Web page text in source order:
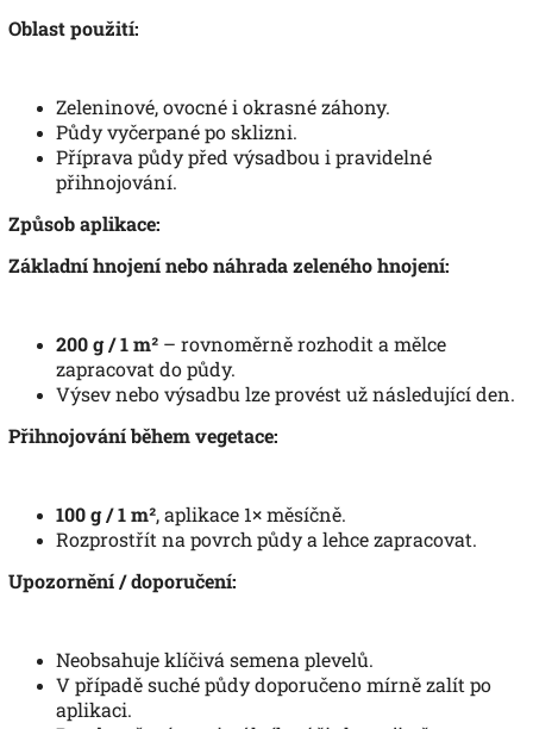
Oblast použití:
Zeleninové, ovocné i okrasné záhony.
Půdy vyčerpané po sklizni.
Příprava půdy před výsadbou i pravidelné
přihnojování.
Způsob aplikace:
Základní hnojení nebo náhrada zeleného hnojení:
200 g / 1 m² – rovnoměrně rozhodit a mělce
zapracovat do půdy.
Výsev nebo výsadbu lze provést už následující den.
Přihnojování během vegetace:
100 g / 1 m², aplikace 1× měsíčně.
Rozprostřít na povrch půdy a lehce zapracovat.
Upozornění / doporučení:
Neobsahuje klíčivá semena plevelů.
V případě suché půdy doporučeno mírně zalít po
aplikaci.